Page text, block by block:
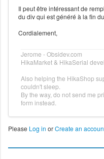
Il peut être intéressant de
du div qui est généré à la fin
Cordialement,
Jerome - Obsidev.com
HikaMarket & HikaSerial
Also helping the HikaShop
couldn't sleep.
By the way, do not send me
form instead.
Please Log in orCreate an